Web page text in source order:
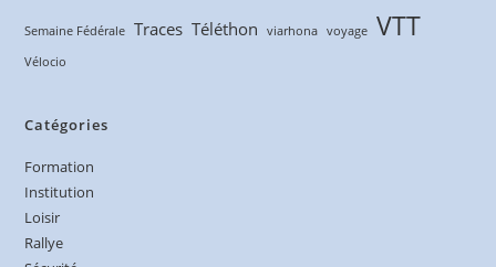
Semaine Fédérale Traces Téléthon viarhona voyage VTT
Vélocio
Catégories
Formation
Institution
Loisir
Rallye